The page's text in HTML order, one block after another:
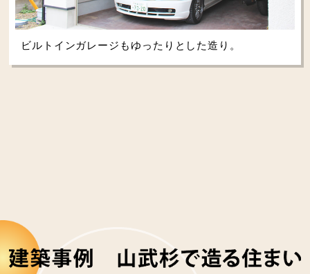
ビルトインガレージもゆったりとした造り。